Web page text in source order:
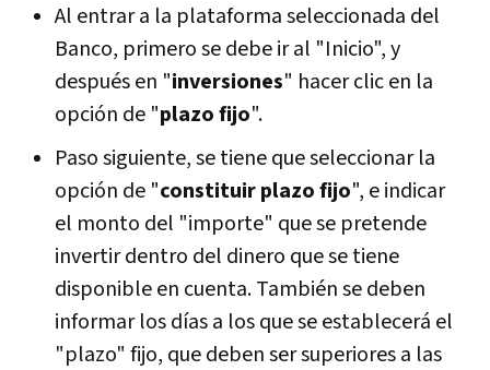
Al entrar a la plataforma seleccionada del
Banco, primero se debe ir al "Inicio", y
después en "inversiones" hacer clic en la
opción de "plazo fijo".
Paso siguiente, se tiene que seleccionar la
opción de "constituir plazo fijo", e indicar
el monto del "importe" que se pretende
invertir dentro del dinero que se tiene
disponible en cuenta. También se deben
informar los días a los que se establecerá el
"plazo" fijo, que deben ser superiores a las